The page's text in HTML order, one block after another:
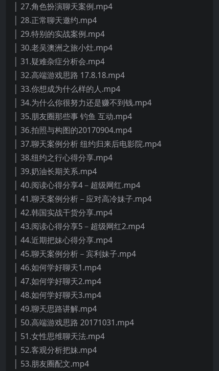
│ 27.角色扮演聊天案例.mp4
│ 28.正常聊天邀约.mp4
│ 29.特别的实战案例.mp4
│ 30.老吴澳洲之旅小灶.mp4
│ 31.疑难杂症分析会.mp4
│ 32.高端游戏思路 17.8.18.mp4
│ 33.你想成为什么样的人.mp4
│ 34.为什么你很努力还是赚不到钱.mp4
│ 35.朋友圈那些事 钓鱼 互动.mp4
│ 36.拍照与构图的20170904.mp4
│ 37.聊天案例分析 纽约归来后电影院.mp4
│ 38.纽约之行心得分享.mp4
│ 39.奶油长期关系.mp4
│ 40.阅读心得分享4－超级网红.mp4
│ 41.聊天案例分析－应对高冷妹子.mp4
│ 42.韩国实战干货分享.mp4
│ 43.阅读心得分享5－超级网红2.mp4
│ 44.近期把妹心得分享.mp4
│ 45.聊天案例分析－宾利妹子.mp4
│ 46.如何学好聊天1.mp4
│ 47.如何学好聊天2.mp4
│ 48.如何学好聊天3.mp4
│ 49.聊天思路讲解.mp4
│ 50.高端游戏思路 20171031.mp4
│ 51.女性思维聊天法.mp4
│ 52.客观分析把妹.mp4
│ 53.朋友圈配文.mp4